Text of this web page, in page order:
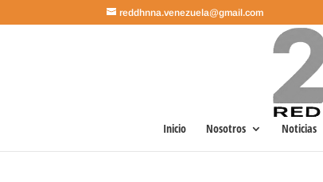
reddhnna.venezuela@gmail.com
Inicio Nosotros Noticias